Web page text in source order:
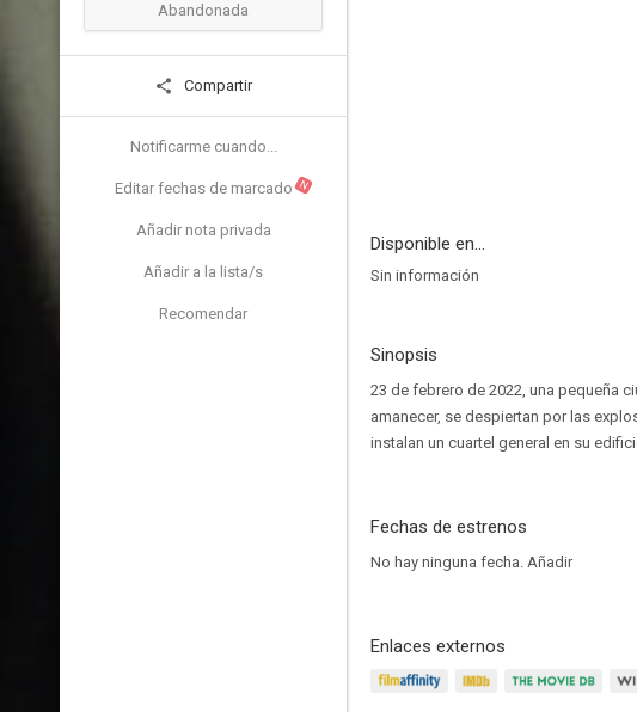
Abandonada
Compartir
Notificarme cuando...
Editar fechas de marcado N
Añadir nota privada
Añadir a la lista/s
Recomendar
Disponible en...
Sin información
Sinopsis
23 de febrero de 2022, una pequeña
amanecer, se despiertan por las
instalan un cuartel general en su
Fechas de estrenos
No hay ninguna fecha. Añadir
Enlaces externos